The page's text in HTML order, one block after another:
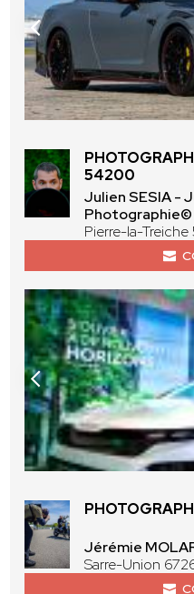
54200
Julien SESIA -
Photographie©
Pierre-la-
Jérémie
Sarre-Union